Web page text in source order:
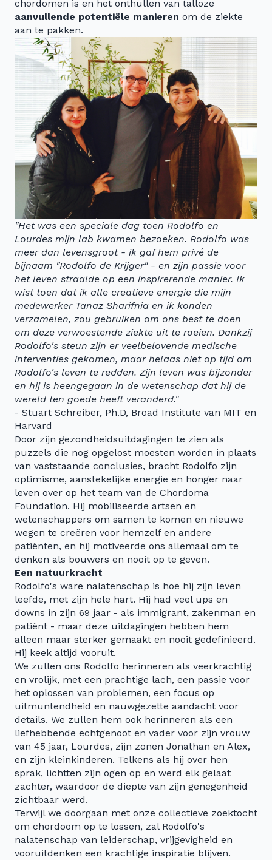
chordomen is en het onthullen van talloze
aanvullende potentiële manieren om de ziekte
aan te pakken.
"Het was een speciale dag toen Rodolfo en
Lourdes mijn lab kwamen bezoeken. Rodolfo was
meer dan levensgroot - ik gaf hem privé de
bijnaam "Rodolfo de Krijger" - en zijn passie voor
het leven straalde op een inspirerende manier. Ik
wist toen dat ik alle creatieve energie die mijn
medewerker Tanaz Sharifnia en ik konden
verzamelen, zou gebruiken om ons best te doen
om deze verwoestende ziekte uit te roeien. Dankzij
Rodolfo's steun zijn er veelbelovende medische
interventies gekomen, maar helaas niet op tijd om
Rodolfo's leven te redden. Zijn leven was bijzonder
en hij is heengegaan in de wetenschap dat hij de
wereld ten goede heeft veranderd."
- Stuart Schreiber, Ph.D, Broad Institute van MIT en
Harvard
Door zijn gezondheidsuitdagingen te zien als
puzzels die nog opgelost moesten worden in plaats
van vaststaande conclusies, bracht Rodolfo zijn
optimisme, aanstekelijke energie en honger naar
leven over op het team van de Chordoma
Foundation. Hij mobiliseerde artsen en
wetenschappers om samen te komen en nieuwe
wegen te creëren voor hemzelf en andere
patiënten, en hij motiveerde ons allemaal om te
denken als bouwers en nooit op te geven.
Een natuurkracht
Rodolfo's ware nalatenschap is hoe hij zijn leven
leefde, met zijn hele hart. Hij had veel ups en
downs in zijn 69 jaar - als immigrant, zakenman en
patiënt - maar deze uitdagingen hebben hem
alleen maar sterker gemaakt en nooit gedefinieerd.
Hij keek altijd vooruit.
We zullen ons Rodolfo herinneren als veerkrachtig
en vrolijk, met een prachtige lach, een passie voor
het oplossen van problemen, een focus op
uitmuntendheid en nauwgezette aandacht voor
details. We zullen hem ook herinneren als een
liefhebbende echtgenoot en vader voor zijn vrouw
van 45 jaar, Lourdes, zijn zonen Jonathan en Alex,
en zijn kleinkinderen. Telkens als hij over hen
sprak, lichtten zijn ogen op en werd elk gelaat
zachter, waardoor de diepte van zijn genegenheid
zichtbaar werd.
Terwijl we doorgaan met onze collectieve zoektocht
om chordoom op te lossen, zal Rodolfo's
nalatenschap van leiderschap, vrijgevigheid en
vooruitdenken een krachtige inspiratie blijven.